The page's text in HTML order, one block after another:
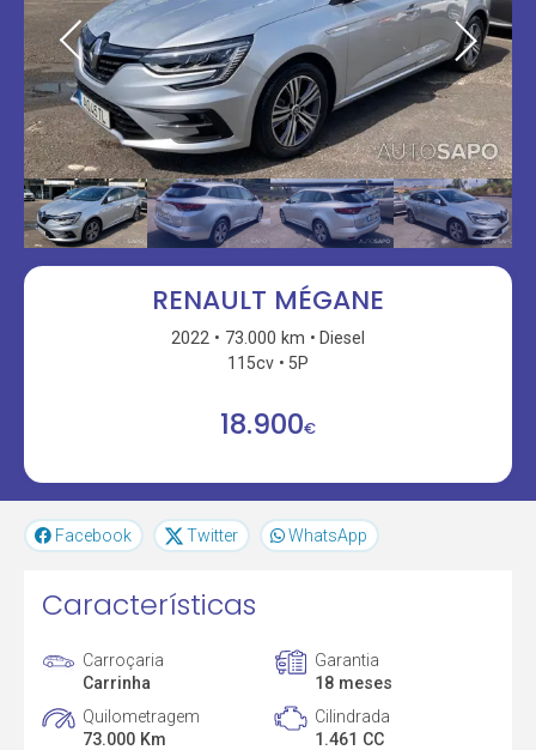
RENAULT MÉGANE
2022 73.000 km
Diesel
115cv
5P
18.900€
Facebook Twitter WhatsApp
Características
Carroçaria
Carrinha
Garantia
18 meses
Quilometragem
73.000 Km
Cilindrada
1.461 CC